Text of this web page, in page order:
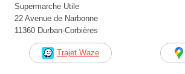
Supermarche Utile
22 Avenue de Narbonne
11360 Durban-Corbières
Trajet Waze